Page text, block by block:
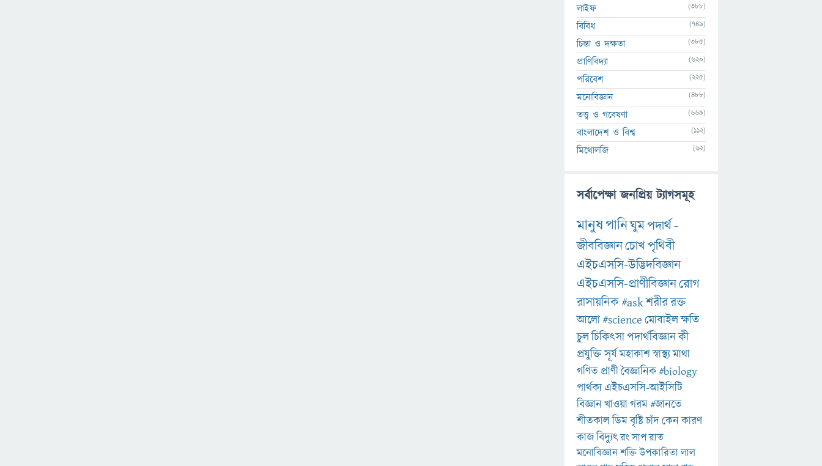
লাইফ (388)
বিবিধ (749)
চিন্তা ও দক্ষতা (385)
প্রাণিবিদ্যা (620)
পরিবেশ (225)
মনোবিজ্ঞান (488)
তত্ত্ব ও গবেষণা (669)
বাংলাদেশ ও বিশ্ব (112)
মিথোলজি (62)
সর্বাপেক্ষা জনপ্রিয় ট্যাগসমূহ
মানুষপানিঘুমপদার্থ-
জীববিজ্ঞানচোখপৃথিবী
এইচএসসি-উদ্ভিদবিজ্ঞান
এইচএসসি-প্রাণীবিজ্ঞানরোগ
রাসায়নিক#askশরীররক্ত
আলো#scienceমোবাইলক্ষতি
চুলচিকিৎসাপদার্থবিজ্ঞানকী
প্রযুক্তিসূর্যমহাকাশস্বাস্থ্যমাথা
গণিত প্রাণীবৈজ্ঞানিক#biology
পার্থক্য এইচএসসি-আইসিটি
বিজ্ঞানখাওয়াগরম#জানতে
শীতকালডিমবৃষ্টিচাঁদকেনকারণ
কাজবিদ্যুৎরংসাপরাত
মনোবিজ্ঞানশক্তিউপকারিতালাল